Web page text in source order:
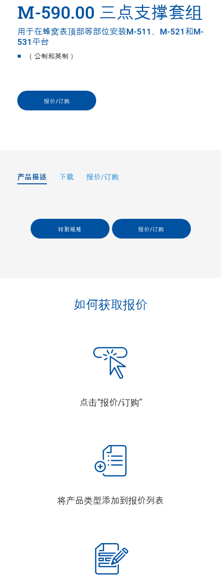
M-590.00 三点支撑套组
用于在蜂窝表顶部等部位安装M-511、M-521和M-
531平台
（公制和英制）
报价/订购
产品描述 下载 报价/订购
转到规格 报价/订购
如何获取报价
点击“报价/订购”
将产品类型添加到报价列表